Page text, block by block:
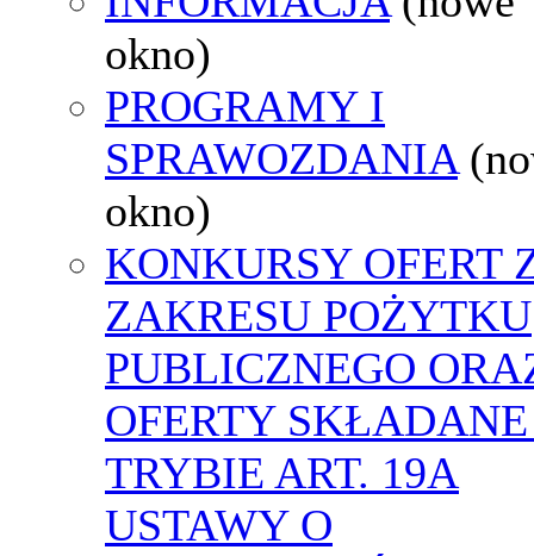
okno)
PROGRAMY I
SPRAWOZDANIA
okno)
KONKURSY OFERT
ZAKRESU POŻYTKU
PUBLICZNEGO
OFERTY
TRYBIE ART. 19A
USTAWY O